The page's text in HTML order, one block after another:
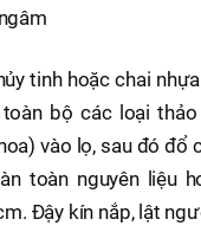
tinh hoặc chai
bộ các loại
vào lọ, sau đó đổ
toàn nguyên liệu
Đậy kín nắp, lật